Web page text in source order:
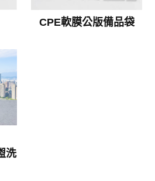
CPE軟膜公版備品袋
洗